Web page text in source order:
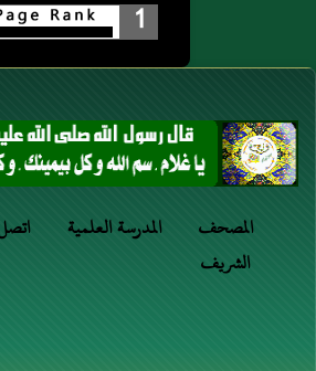
1
المدرسة العلمية
المصحف
الشريف